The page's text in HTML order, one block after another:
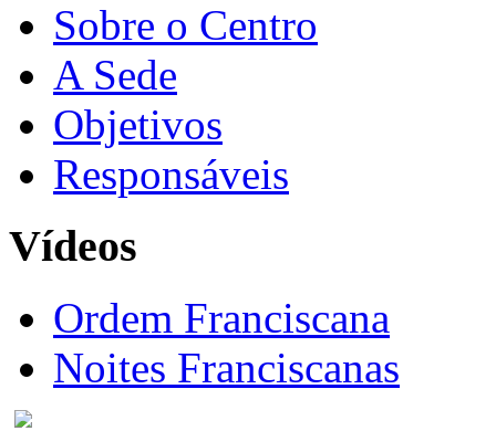
Sobre o Centro
A Sede
Objetivos
Responsáveis
Vídeos
Ordem Franciscana
Noites Franciscanas